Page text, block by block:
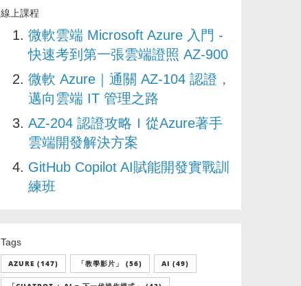
線上課程
微軟雲端 Microsoft Azure 入門 -
快速考到第一張雲端證照 AZ-900
微軟 Azure｜通關 AZ-104 認證，
邁向雲端 IT 管理之路
AZ-204 認證攻略Ｉ從Azure著手
雲端開發解決方案
GitHub Copilot AI賦能開發實戰訓
練班
Tags
AZURE (147) 「教學影片」 (56) AI (49)